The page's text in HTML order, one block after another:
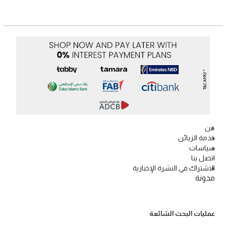
عن
خدمة الزبائن
سياسات
اتصل بنا
الاشتراك في النشرة الإخبارية
مدونة
عمليات البحث الشائعة